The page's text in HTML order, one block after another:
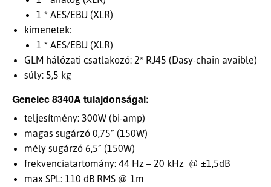
1 * AES/EBU (XLR)
kimenetek:
1 * AES/EBU (XLR)
GLM hálózati csatlakozó: 2* RJ45 (Dasy-chain avaible)
súly: 5,5 kg
Genelec 8340A tulajdonságai:
teljesítmény: 300W (bi-amp)
magas sugárzó 0,75” (150W)
mély sugárzó 6,5” (150W)
frekvenciatartomány: 44 Hz – 20 kHz @ ±1,5dB
max SPL: 110 dB RMS @ 1m